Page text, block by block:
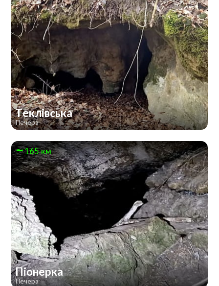
Теклівська
Печера
165 км
Піонерка
Печера